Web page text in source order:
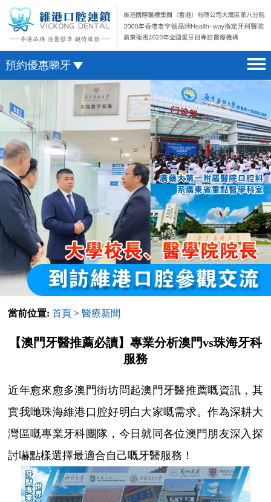
預約優惠睇牙
首頁 home page
醫院簡介 hospital introduction
醫生介紹 doctor introduction
醫療新聞 medical news
種植牙 dental implant
箍牙 orthodontics
收費標準 change standard
預約牙醫 contact us
微信預約
WhatsApp預約
當前位置: 首頁 >醫療新聞
【澳門牙醫推薦必讀】專業分析澳門vs珠海牙科
服務
近年愈來愈多澳門街坊問起澳門牙醫推薦嘅資訊，其
實我哋珠海維港口腔好明白大家嘅需求。作為深耕大
灣區嘅專業牙科團隊，今日就同各位澳門朋友深入探
討嚇點樣選擇最適合自己嘅牙醫服務！